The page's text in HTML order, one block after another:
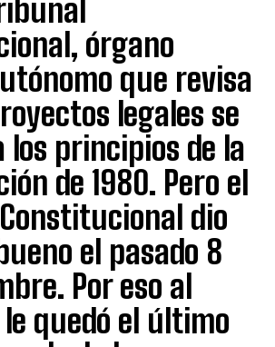
órgano
que revisa
legales se
los principios de la
de 1980. Pero el
dio
el pasado 8
Por eso al
le quedó el último